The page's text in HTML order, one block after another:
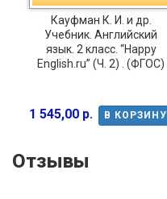
Кауфман К. И. и др.
Учебник. Английский
язык. 2 класс. “Happy
English.ru” (Ч. 2) . (ФГОС)
В КОРЗИНУ
1 545,00 р.
Отзывы